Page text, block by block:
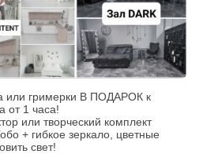
гримерки В ПОДАРОК к
от 1 часа!
или творческий комплект
+ гибкое зеркало, цветные
свет!